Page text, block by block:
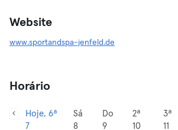
Website
www.sportandspa-jenfeld.de
Horário
Hoje, 6ª
7
Sá
8
Do
9
2ª
10
3ª
11